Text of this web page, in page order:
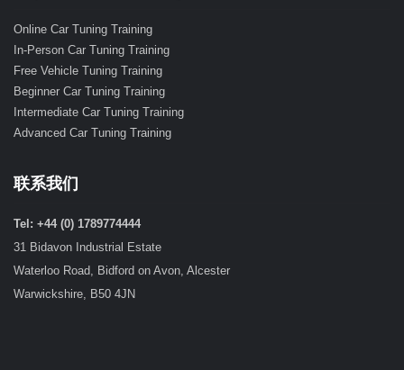
Online Car Tuning Training
In-Person Car Tuning Training
Free Vehicle Tuning Training
Beginner Car Tuning Training
Intermediate Car Tuning Training
Advanced Car Tuning Training
联系我们
Tel: +44 (0) 1789774444
31 Bidavon Industrial Estate
Waterloo Road, Bidford on Avon, Alcester
Warwickshire, B50 4JN